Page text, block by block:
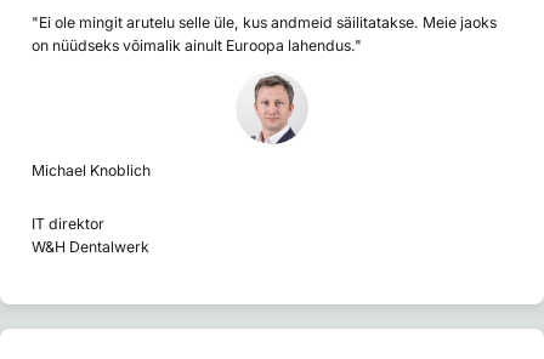
"Ei ole mingit arutelu selle üle, kus andmeid säilitatakse. Meie jaoks
on nüüdseks võimalik ainult Euroopa lahendus."
Michael Knoblich
IT direktor
W&H Dentalwerk